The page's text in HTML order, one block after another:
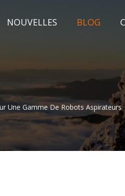
NOUVELLES BLOG
Une Gamme De Robots Aspirateurs